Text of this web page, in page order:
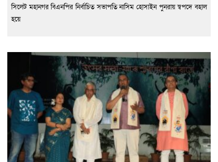
সিলেট মহানগর বিএনপির নির্বাচিত সভাপতি নাসিম হোসাইন পুনরায় স্বপদে বহাল
হয়ে